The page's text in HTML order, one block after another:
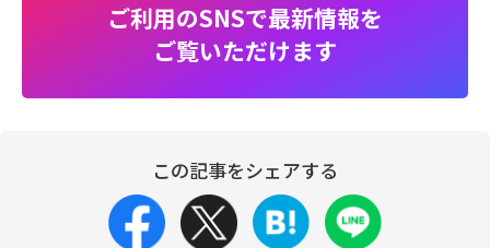
ご利用のSNSで最新情報を
ご覧いただけます
この記事をシェアする